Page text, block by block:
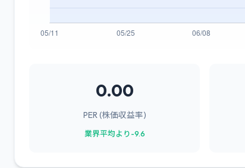
0.00
PER (株価収益率)
業界平均より-9.6